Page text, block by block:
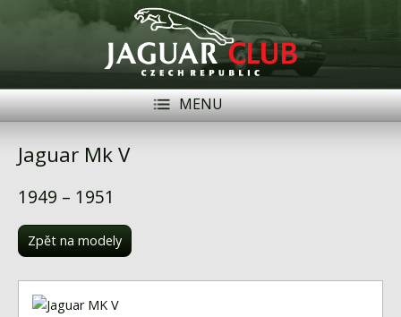
MENU
Členové
Naše vozy
Jaguar Mk V
1949 – 1951
Zpět na modely